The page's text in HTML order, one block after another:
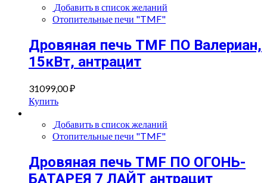
Добавить в список желаний
Отопительные печи "TMF"
Дровяная печь TMF ПО Валериан,
15кВт, антрацит
31099,00₽
Купить
Добавить в список желаний
Отопительные печи "TMF"
Дровяная печь TMF ПО ОГОНЬ-
БАТАРЕЯ 7 ЛАЙТ антрацит